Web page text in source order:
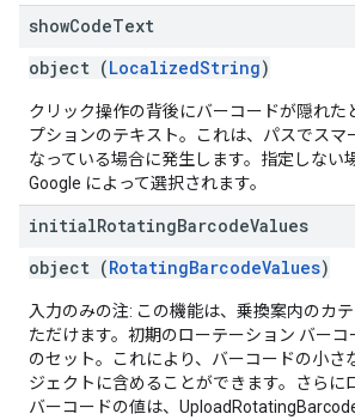
showCodeText
object (LocalizedString)
クリック操作の背後にバーコードが隠れた
プションのテキスト。これは、パスでスマ
なっている場合に発生します。指定しない
Google によって選択されます。
initialRotatingBarcodeValues
object (RotatingBarcodeValues)
入力のみの注: この機能は、乗換案内のカ
ただけます。初期のローテーション バー
のセット。これにより、バーコードの小さ
ジェクトに含めることができます。さらに
バーコードの値は、